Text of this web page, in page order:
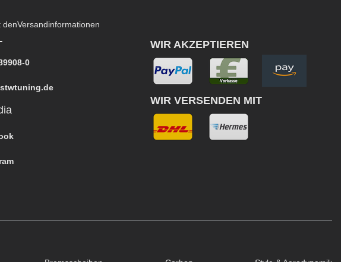
denVersandinformationen
0
WIR AKZEPTIEREN
WIR VERSENDEN MIT